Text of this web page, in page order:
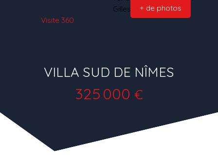
Visite 360
+ de photos
VILLA SUD DE NÎMES
325 000 €